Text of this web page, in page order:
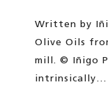
Written by
Olive Oils
mill. © Iñigo
intrinsically…